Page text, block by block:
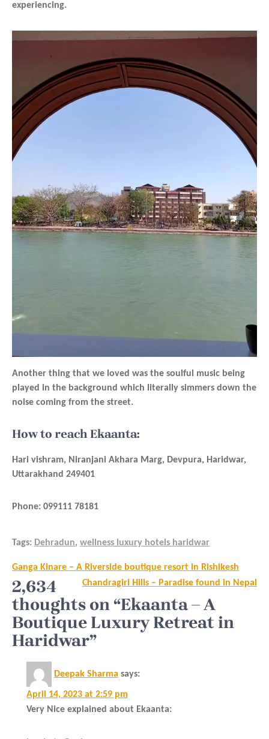
experiencing.
Another thing that we loved was the soulful music being
played in the background which literally simmers down the
noise coming from the street.
How to reach Ekaanta:
Hari vishram, Niranjani Akhara Marg, Devpura, Haridwar,
Uttarakhand 249401
Phone: 099111 78181
Tags: Dehradun, wellness luxury hotels haridwar
Post
navigation
Ganga Kinare – A Riverside boutique resort in Rishikesh
Chandragiri Hills – Paradise found in Nepal
2,634
thoughts on “Ekaanta – A
Boutique Luxury Retreat in
Haridwar”
Deepak Sharma says:
April 14, 2023 at 2:59 pm
Very Nice explained about Ekaanta: